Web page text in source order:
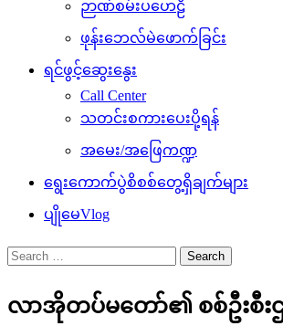
ဉာဏ်စမ်းပဟေဠိ
ဖုန်းဘေလ်မဲဖောက်ခြင်း
ရင်ဖွင့်ဆွေးနွေး
Call Center
သတင်းစကားပေးပို့ရန်
အမေး/အဖြေကဏ္ဍ
ရွေးကောက်ပွဲစိစစ်တွေ့ရှိချက်များ
ပျိုမေVlog
Search
for:
လာအိုတပ်မတော်၏ စစ်ဦးစီး